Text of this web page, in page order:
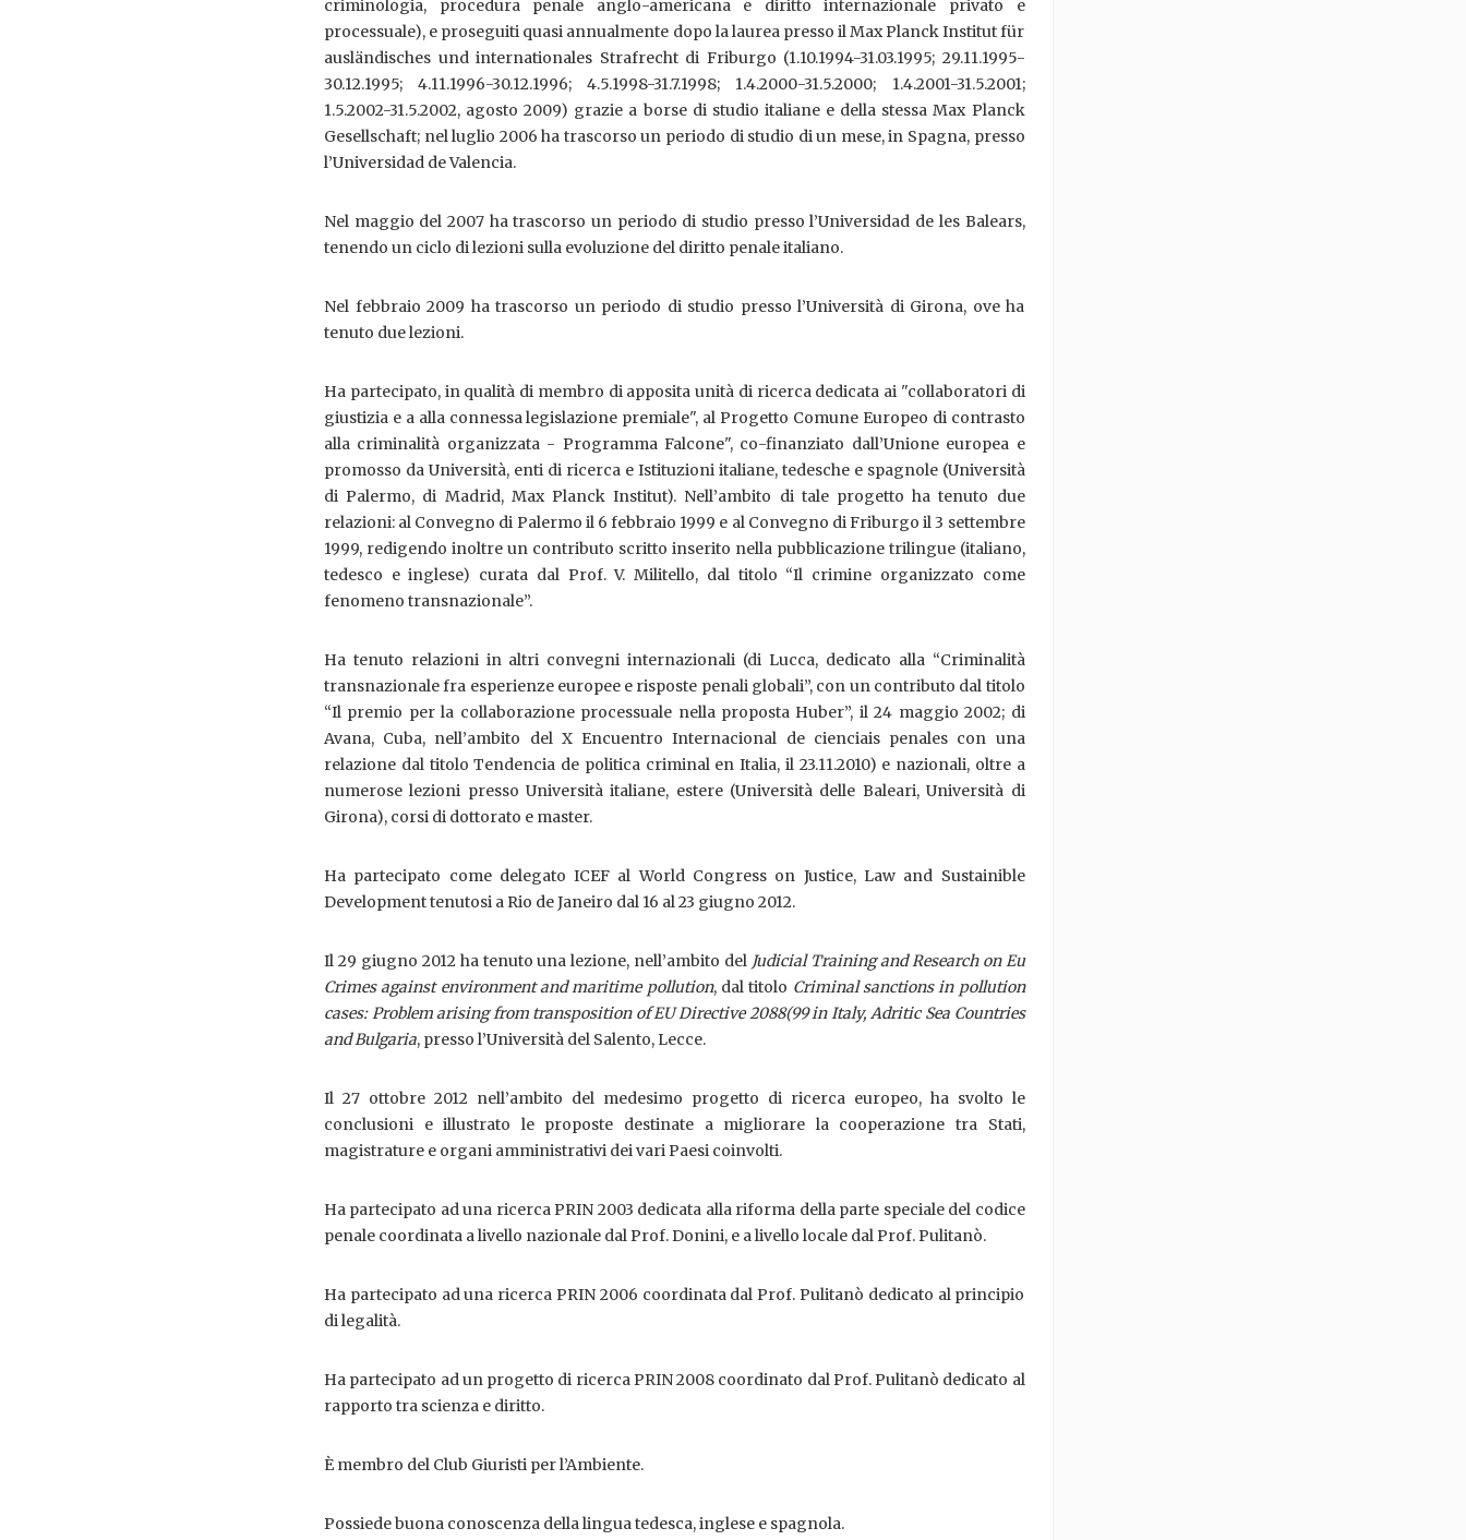
criminologia, procedura penale anglo-americana e diritto internazionale privato e
processuale), e proseguiti quasi annualmente dopo la laurea presso il Max Planck Institut für
ausländisches und internationales Strafrecht di Friburgo (1.10.1994-31.03.1995; 29.11.1995-
30.12.1995; 4.11.1996-30.12.1996; 4.5.1998-31.7.1998; 1.4.2000-31.5.2000; 1.4.2001-31.5.2001;
1.5.2002-31.5.2002, agosto 2009) grazie a borse di studio italiane e della stessa Max Planck
Gesellschaft; nel luglio 2006 ha trascorso un periodo di studio di un mese, in Spagna, presso
l’Universidad de Valencia.
Nel maggio del 2007 ha trascorso un periodo di studio presso l’Universidad de les Balears,
tenendo un ciclo di lezioni sulla evoluzione del diritto penale italiano.
Nel febbraio 2009 ha trascorso un periodo di studio presso l’Università di Girona, ove ha
tenuto due lezioni.
Ha partecipato, in qualità di membro di apposita unità di ricerca dedicata ai "collaboratori di
giustizia e a alla connessa legislazione premiale", al Progetto Comune Europeo di contrasto
alla criminalità organizzata - Programma Falcone", co-finanziato dall’Unione europea e
promosso da Università, enti di ricerca e Istituzioni italiane, tedesche e spagnole (Università
di Palermo, di Madrid, Max Planck Institut). Nell’ambito di tale progetto ha tenuto due
relazioni: al Convegno di Palermo il 6 febbraio 1999 e al Convegno di Friburgo il 3 settembre
1999, redigendo inoltre un contributo scritto inserito nella pubblicazione trilingue (italiano,
tedesco e inglese) curata dal Prof. V. Militello, dal titolo “Il crimine organizzato come
fenomeno transnazionale”.
Ha tenuto relazioni in altri convegni internazionali (di Lucca, dedicato alla “Criminalità
transnazionale fra esperienze europee e risposte penali globali”, con un contributo dal titolo
“Il premio per la collaborazione processuale nella proposta Huber”, il 24 maggio 2002; di
Avana, Cuba, nell’ambito del X Encuentro Internacional de cienciais penales con una
relazione dal titolo Tendencia de politica criminal en Italia, il 23.11.2010) e nazionali, oltre a
numerose lezioni presso Università italiane, estere (Università delle Baleari, Università di
Girona), corsi di dottorato e master.
Ha partecipato come delegato ICEF al World Congress on Justice, Law and Sustainible
Development tenutosi a Rio de Janeiro dal 16 al 23 giugno 2012.
Il 29 giugno 2012 ha tenuto una lezione, nell’ambito del Judicial Training and Research on Eu
Crimes against environment and maritime pollution, dal titolo Criminal sanctions in pollution
cases: Problem arising from transposition of EU Directive 2088(99 in Italy, Adritic Sea Countries
and Bulgaria, presso l’Università del Salento, Lecce.
Il 27 ottobre 2012 nell’ambito del medesimo progetto di ricerca europeo, ha svolto le
conclusioni e illustrato le proposte destinate a migliorare la cooperazione tra Stati,
magistrature e organi amministrativi dei vari Paesi coinvolti.
Ha partecipato ad una ricerca PRIN 2003 dedicata alla riforma della parte speciale del codice
penale coordinata a livello nazionale dal Prof. Donini, e a livello locale dal Prof. Pulitanò.
Ha partecipato ad una ricerca PRIN 2006 coordinata dal Prof. Pulitanò dedicato al principio
di legalità.
Ha partecipato ad un progetto di ricerca PRIN 2008 coordinato dal Prof. Pulitanò dedicato al
rapporto tra scienza e diritto.
È membro del Club Giuristi per l’Ambiente.
Possiede buona conoscenza della lingua tedesca, inglese e spagnola.